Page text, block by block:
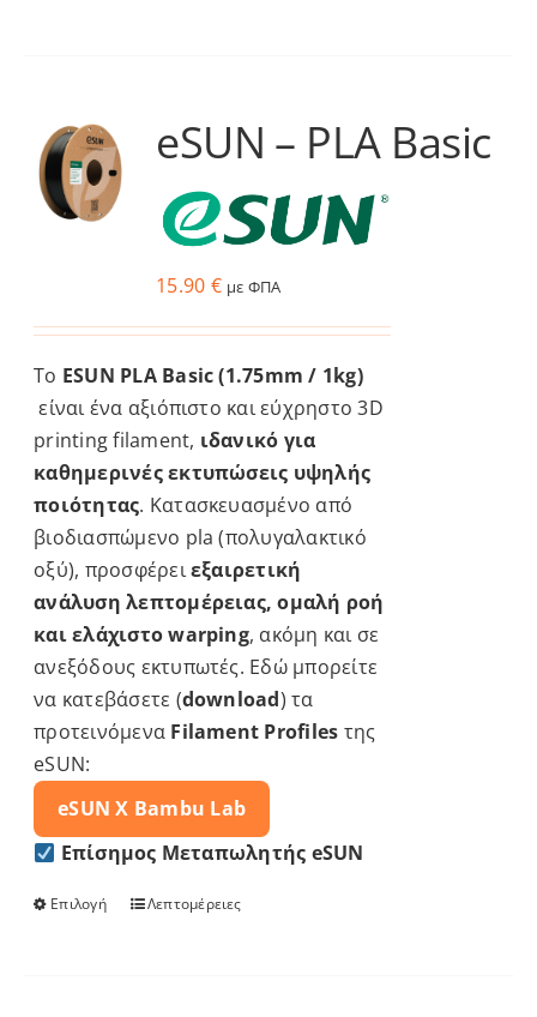
παραλλαγές.
επιλογές
μπορούν
στη
σελίδα
του
προϊόντος
eSUN – PLA Basic
15.90 € με ΦΠΑ
Το ESUN PLA Basic (1.75mm / 1kg)
είναι ένα αξιόπιστο και εύχρηστο 3D
printing filament, ιδανικό για
καθημερινές εκτυπώσεις υψηλής
ποιότητας. Κατασκευασμένο από
βιοδιασπώμενο pla (πολυγαλακτικό
οξύ), προσφέρειεξαιρετική
ανάλυση λεπτομέρειας, ομαλή ροή
και ελάχιστο warping, ακόμη και σε
ανεξόδους εκτυπωτές. Εδώ μπορείτε
να κατεβάσετε (download) τα
προτεινόμενα Filament Profiles της
eSUN:
eSUN X Bambu Lab
Επίσημος Μεταπωλητής eSUN
Επιλογή
Αυτό
Λεπτομέρειες